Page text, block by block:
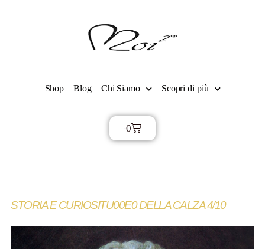
Shop Blog Chi Siamo Scopri di più
0
STORIA E CURIOSITU00E0 DELLA CALZA 4/10